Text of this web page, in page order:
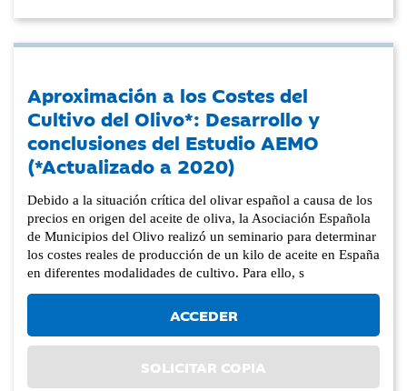
Aproximación a los Costes del
Cultivo del Olivo*: Desarrollo y
conclusiones del Estudio AEMO
(*Actualizado a 2020)
Debido a la situación crítica del olivar español a causa de los
precios en origen del aceite de oliva, la Asociación Española
de Municipios del Olivo realizó un seminario para determinar
los costes reales de producción de un kilo de aceite en España
en diferentes modalidades de cultivo. Para ello, s
ACCEDER
SOLICITAR COPIA